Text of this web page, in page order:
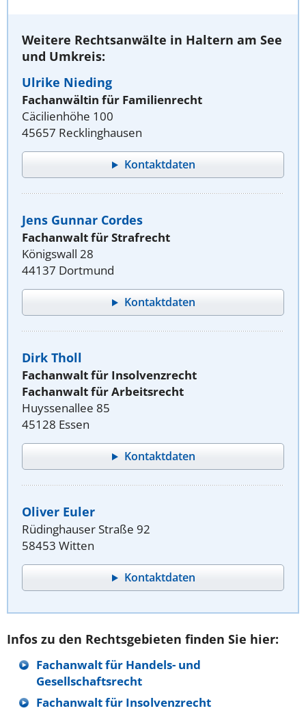
Weitere Rechtsanwälte in Haltern am See
und Umkreis:
Ulrike Nieding
Fachanwältin für Familienrecht
Cäcilienhöhe 100
45657 Recklinghausen
Kontaktdaten
Jens Gunnar Cordes
Fachanwalt für Strafrecht
Königswall 28
44137 Dortmund
Kontaktdaten
Dirk Tholl
Fachanwalt für Insolvenzrecht
Fachanwalt für Arbeitsrecht
Huyssenallee 85
45128 Essen
Kontaktdaten
Oliver Euler
Rüdinghauser Straße 92
58453 Witten
Kontaktdaten
Infos zu den Rechtsgebieten finden Sie hier:
Fachanwalt für Handels- und
Gesellschaftsrecht
Fachanwalt für Insolvenzrecht